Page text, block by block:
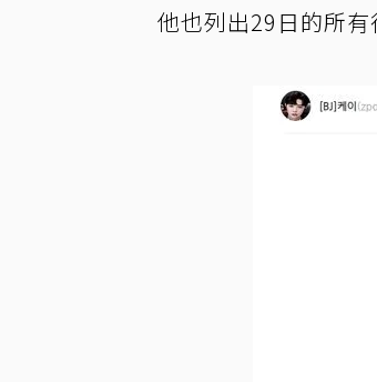
他也列出29日的所有